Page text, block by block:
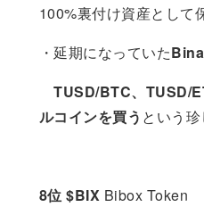
100%裏付け資産として
・延期になっていた
TUSD/BTC、TUSD/
ルコインを買う という
8位 $BIX Bibox Token